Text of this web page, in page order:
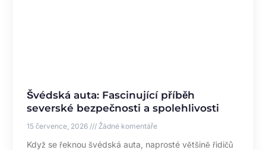
Švédská auta: Fascinující příběh
severské bezpečnosti a spolehlivosti
15 července, 2026 Žádné komentáře
Když se řeknou švédská auta, naprosté většině řidičů